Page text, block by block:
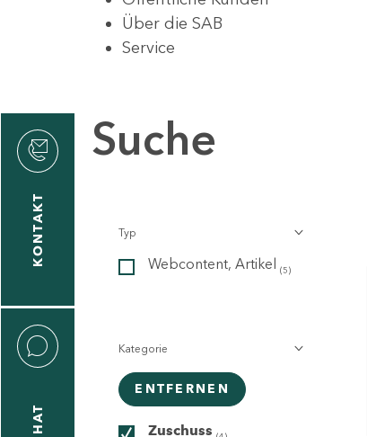
Über die SAB
Service
KONTAKT
CHAT
Suche
Typ
Webcontent, Artikel (5)
Kategorie
ENTFERNEN
Zuschuss